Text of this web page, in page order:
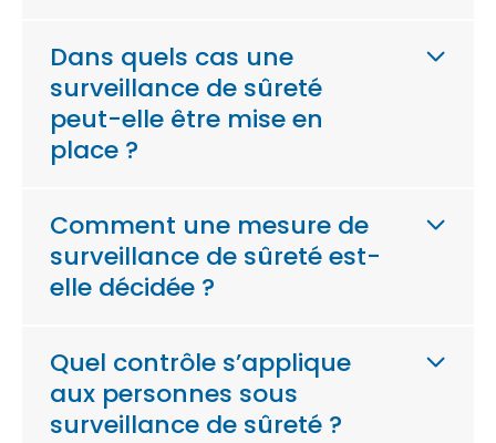
Dans quels cas une
surveillance de sûreté
peut-elle être mise en
place ?
Comment une mesure de
surveillance de sûreté est-
elle décidée ?
Quel contrôle s’applique
aux personnes sous
surveillance de sûreté ?